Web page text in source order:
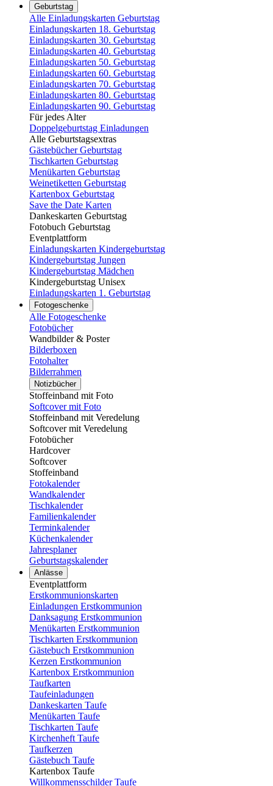
Geburtstag
Alle Einladungskarten Geburtstag
Einladungskarten 18. Geburtstag
Einladungskarten 30. Geburtstag
Einladungskarten 40. Geburtstag
Einladungskarten 50. Geburtstag
Einladungskarten 60. Geburtstag
Einladungskarten 70. Geburtstag
Einladungskarten 80. Geburtstag
Einladungskarten 90. Geburtstag
Für jedes Alter
Doppelgeburtstag Einladungen
Alle Geburtstagsextras
Gästebücher Geburtstag
Tischkarten Geburtstag
Menükarten Geburtstag
Weinetiketten Geburtstag
Kartenbox Geburtstag
Save the Date Karten
Dankeskarten Geburtstag
Fotobuch Geburtstag
Eventplattform
Einladungskarten Kindergeburtstag
Kindergeburtstag Jungen
Kindergeburtstag Mädchen
Kindergeburtstag Unisex
Einladungskarten 1. Geburtstag
Fotogeschenke
Alle Fotogeschenke
Fotobücher
Wandbilder & Poster
Bilderboxen
Fotohalter
Bilderrahmen
Notizbücher
Stoffeinband mit Foto
Softcover mit Foto
Stoffeinband mit Veredelung
Softcover mit Veredelung
Fotobücher
Hardcover
Softcover
Stoffeinband
Fotokalender
Wandkalender
Tischkalender
Familienkalender
Terminkalender
Küchenkalender
Jahresplaner
Geburtstagskalender
Anlässe
Eventplattform
Erstkommunionskarten
Einladungen Erstkommunion
Danksagung Erstkommunion
Menükarten Erstkommunion
Tischkarten Erstkommunion
Gästebuch Erstkommunion
Kerzen Erstkommunion
Kartenbox Erstkommunion
Taufkarten
Taufeinladungen
Dankeskarten Taufe
Menükarten Taufe
Tischkarten Taufe
Kirchenheft Taufe
Taufkerzen
Gästebuch Taufe
Kartenbox Taufe
Willkommensschilder Taufe